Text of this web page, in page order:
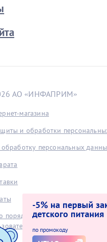
АО «ИНФАПРИМ»
магазина
и обработки
обработку персональных
порядке хранения и защиты
получаемых с
-5% на первый
детского питания
по промокоду